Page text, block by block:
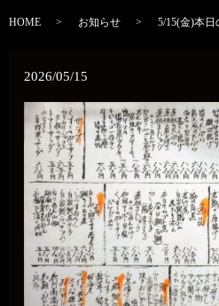
HOME お知らせ 5/15(金)本
2026/05/15